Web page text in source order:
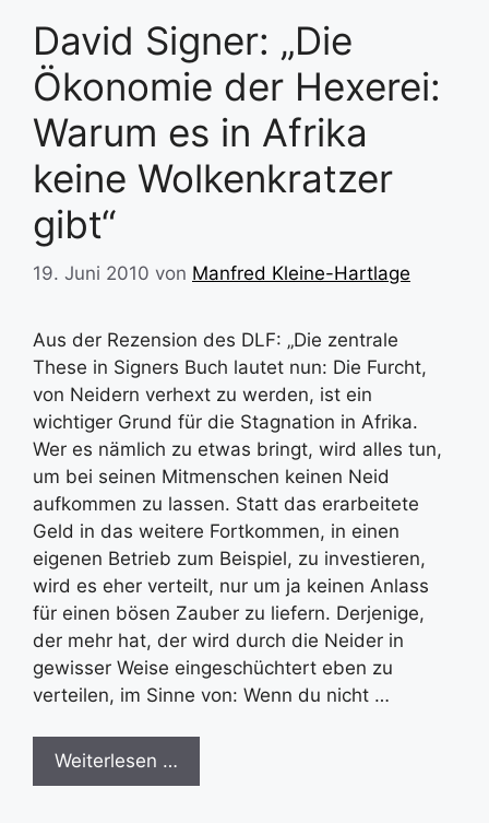
David Signer: „Die
Ökonomie der Hexerei:
Warum es in Afrika
keine Wolkenkratzer
gibt“
19. Juni 2010 von Manfred Kleine-Hartlage
Aus der Rezension des DLF: „Die zentrale
These in Signers Buch lautet nun: Die Furcht,
von Neidern verhext zu werden, ist ein
wichtiger Grund für die Stagnation in Afrika.
Wer es nämlich zu etwas bringt, wird alles tun,
um bei seinen Mitmenschen keinen Neid
aufkommen zu lassen. Statt das erarbeitete
Geld in das weitere Fortkommen, in einen
eigenen Betrieb zum Beispiel, zu investieren,
wird es eher verteilt, nur um ja keinen Anlass
für einen bösen Zauber zu liefern. Derjenige,
der mehr hat, der wird durch die Neider in
gewisser Weise eingeschüchtert eben zu
verteilen, im Sinne von: Wenn du nicht …
Weiterlesen …